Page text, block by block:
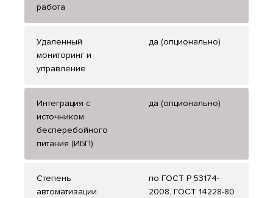
работа
Удаленный
мониторинг и
управление
да (опционально)
Интеграция с
источником
бесперебойного
питания (ИБП)
да (опционально)
Степень
автоматизации
по ГОСТ Р 53174-
2008, ГОСТ 14228-80